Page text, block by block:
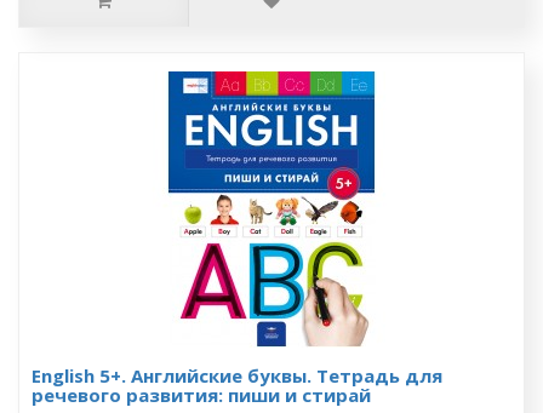
English 5+. Английские буквы. Тетрадь для
речевого развития: пиши и стирай